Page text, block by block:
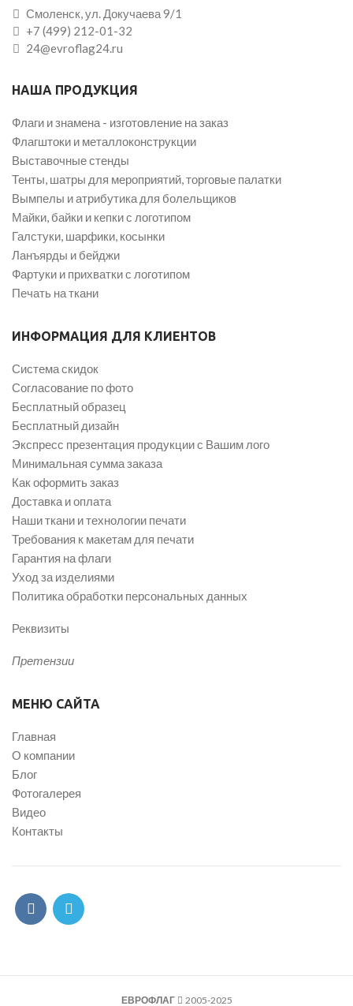
Смоленск, ул. Докучаева 9/1
+7 (499) 212-01-32
24@evroflag24.ru
НАША ПРОДУКЦИЯ
Флаги и знамена - изготовление на заказ
Флагштоки и металлоконструкции
Выставочные стенды
Тенты, шатры для мероприятий, торговые палатки
Вымпелы и атрибутика для болельщиков
Майки, байки и кепки с логотипом
Галстуки, шарфики, косынки
Ланъярды и бейджи
Фартуки и прихватки с логотипом
Печать на ткани
ИНФОРМАЦИЯ ДЛЯ КЛИЕНТОВ
Система скидок
Согласование по фото
Бесплатный образец
Бесплатный дизайн
Экспресс презентация продукции с Вашим лого
Минимальная сумма заказа
Как оформить заказ
Доставка и оплата
Наши ткани и технологии печати
Требования к макетам для печати
Гарантия на флаги
Уход за изделиями
Политика обработки персональных данных
Реквизиты
Претензии
МЕНЮ САЙТА
Главная
О компании
Блог
Фотогалерея
Видео
Контакты
ЕВРОФЛАГ 2005-2025